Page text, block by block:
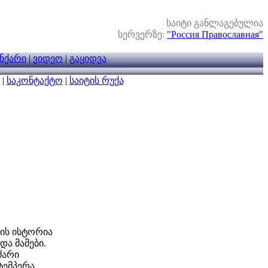
საიტი განლაგებულია
სერვერზე: "Россия Православная"
|ვიდეო|გაყიდვა
| საკონტაქტო | საიტის რუქა
ისტორია
მამები.